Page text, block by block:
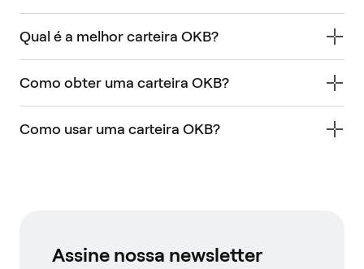
Qual é a melhor carteira OKB?
Como obter uma carteira OKB?
Como usar uma carteira OKB?
Assine nossa newsletter